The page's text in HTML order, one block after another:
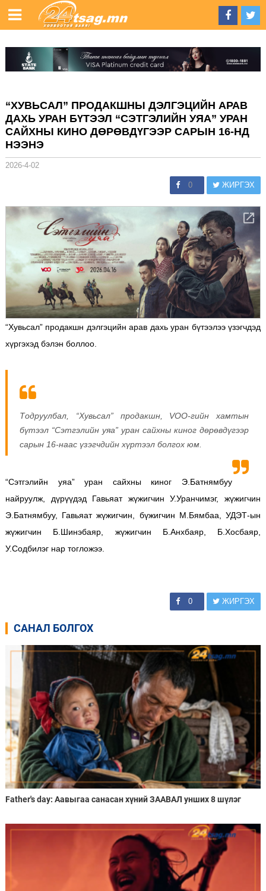
“ХУВЬСАЛ” ПРОДАКШНЫ ДЭЛГЭЦИЙН АРАВ
ДАХЬ УРАН БҮТЭЭЛ “СЭТГЭЛИЙН УЯА” УРАН
САЙХНЫ КИНО ДӨРӨВДҮГЭЭР САРЫН 16-НД
НЭЭНЭ
2026-4-02
0 ЖИРГЭХ
“Хувьсал” продакшн дэлгэцийн арав дахь уран бүтээлээ үзэгчдэд
хүргэхэд бэлэн боллоо.
Тодруулбал, “Хувьсал” продакшн, VOO-гийн хамтын
бүтээл “Сэтгэлийн уяа” уран сайхны киног дөрөвдүгээр
сарын 16-наас үзэгчдийн хүртээл болгох юм.
“Сэтгэлийн уяа” уран сайхны киног Э.Батнямбуу
найруулж, дүрүүдэд Гавьяат жүжигчин У.Уранчимэг, жүжигчин
Э.Батнямбуу, Гавьяат жүжигчин, бүжигчин М.Бямбаа, УДЭТ-ын
жүжигчин Б.Шинэбаяр, жүжигчин Б.Анхбаяр, Б.Хосбаяр,
У.Содбилэг нар тогложээ.
0 ЖИРГЭХ
САНАЛ БОЛГОХ
Father's day: Аавыгаа санасан хүний ЗААВАЛ унших 8 шүлэг